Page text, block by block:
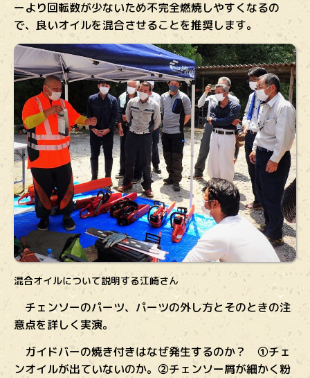
ーより回転数が少ないため不完全燃焼しやすくなるの
で、良いオイルを混合させることを推奨します。
混合オイルについて説明する江崎さん
チェンソーのパーツ、パーツの外し方とそのときの注
意点を詳しく実演。
ガイドバーの焼き付きはなぜ発生するのか？ ①チェ
ンオイルが出ていないのか。②チェンソー屑が細かく粉